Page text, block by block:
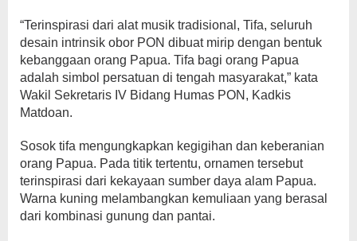
“Terinspirasi dari alat musik tradisional, Tifa, seluruh
desain intrinsik obor PON dibuat mirip dengan bentuk
kebanggaan orang Papua. Tifa bagi orang Papua
adalah simbol persatuan di tengah masyarakat,” kata
Wakil Sekretaris IV Bidang Humas PON, Kadkis
Matdoan.
Sosok tifa mengungkapkan kegigihan dan keberanian
orang Papua. Pada titik tertentu, ornamen tersebut
terinspirasi dari kekayaan sumber daya alam Papua.
Warna kuning melambangkan kemuliaan yang berasal
dari kombinasi gunung dan pantai.